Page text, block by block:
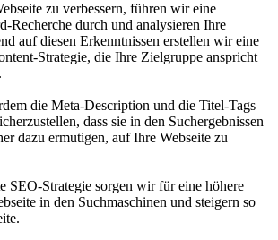
zu verbessern, führen wir eine
Recherche durch und analysieren Ihre
auf diesen Erkenntnissen erstellen wir eine
Strategie, die Ihre Zielgruppe anspricht
die Meta-Description und die Titel-Tags
dass sie in den Suchergebnissen
dazu ermutigen, auf Ihre Webseite zu
SEO-Strategie sorgen wir für eine höhere
in den Suchmaschinen und steigern so